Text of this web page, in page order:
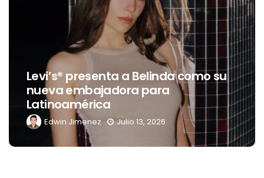
Levi’s® presenta a Belinda como su
nueva embajadora para
Latinoamérica
Edwin Jimenez Julio 13, 2026